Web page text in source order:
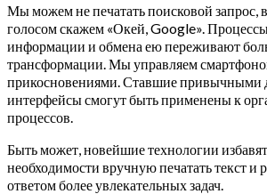
Мы можем не печатать поисковой запрос,
голосом скажем «Окей, Google».
информации и обмена ею переживают
трансформации. Мы управляем
прикосновениями. Ставшие привычными
интерфейсы смогут быть применены к
процессов.
Быть может, новейшие технологии
необходимости вручную печатать текст и
ответом более увлекательных задач.